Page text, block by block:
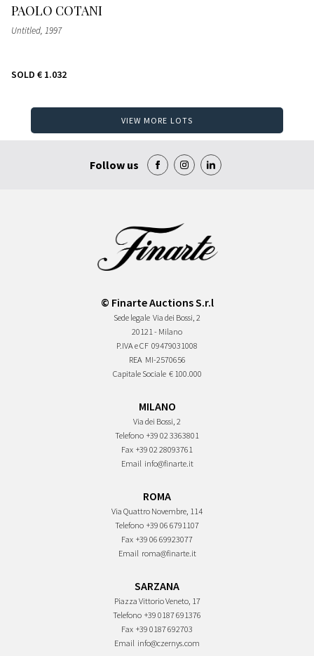
PAOLO COTANI
Untitled, 1997
SOLD € 1.032
VIEW MORE LOTS
Follow us
© Finarte Auctions S.r.l
Sede legale Via dei Bossi, 2
20121 - Milano
P.IVA e CF 09479031008
REA MI-2570656
Capitale Sociale € 100.000
MILANO
Via dei Bossi, 2
Telefono +39 02 3363801
Fax +39 02 28093761
Email info@finarte.it
ROMA
Via Quattro Novembre, 114
Telefono +39 06 6791107
Fax +39 06 69923077
Email roma@finarte.it
SARZANA
Piazza Vittorio Veneto, 17
Telefono +39 0187 691376
Fax +39 0187 692703
Email info@czernys.com